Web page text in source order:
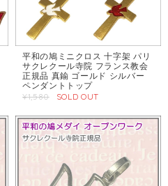
平和の鳩ミニクロス 十字架 パリ
サクレクール寺院 フランス教会
正規品 真鍮 ゴールド シルバー
ペンダントトップ
¥1,580
SOLD OUT